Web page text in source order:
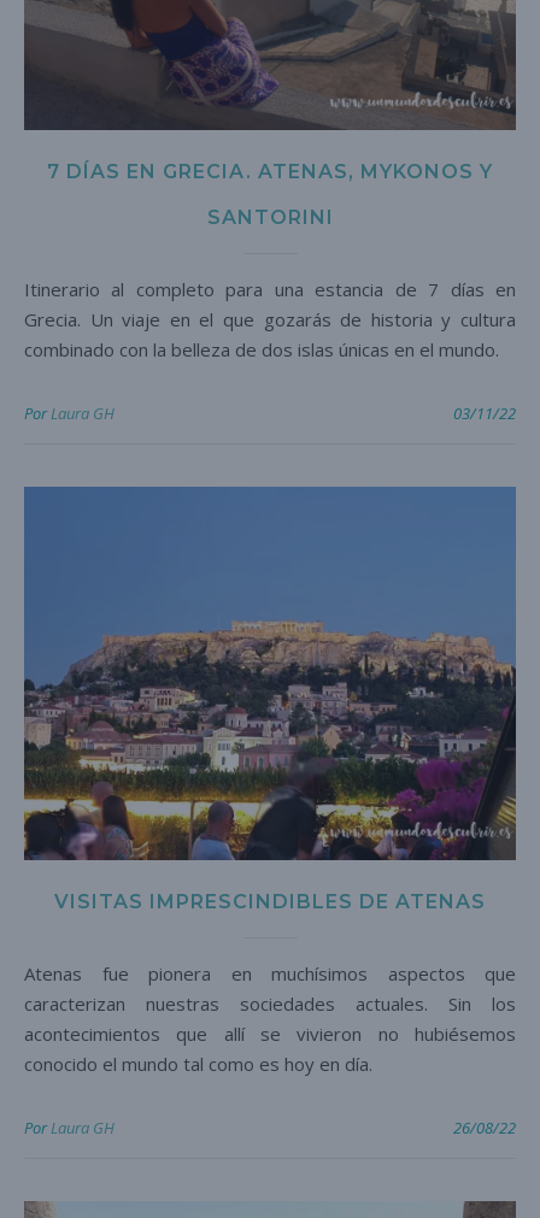
7 DÍAS EN GRECIA. ATENAS, MYKONOS Y
SANTORINI
Itinerario al completo para una estancia de 7 días en
Grecia. Un viaje en el que gozarás de historia y cultura
combinado con la belleza de dos islas únicas en el mundo.
PorLaura GH 03/11/22
VISITAS IMPRESCINDIBLES DE ATENAS
Atenas fue pionera en muchísimos aspectos que
caracterizan nuestras sociedades actuales. Sin los
acontecimientos que allí se vivieron no hubiésemos
conocido el mundo tal como es hoy en día.
PorLaura GH 26/08/22